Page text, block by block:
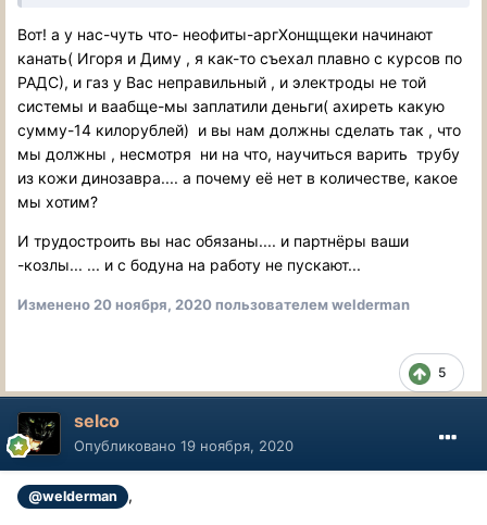
Вот! а у нас-чуть что- неофиты-аргХонщщеки начинают
канать( Игоря и Диму , я как-то съехал плавно с курсов по
РАДС), и газ у Вас неправильный , и электроды не той
системы и ваабще-мы заплатили деньги( ахиреть какую
сумму-14 килорублей) и вы нам должны сделать так , что
мы должны , несмотря ни на что, научиться варить трубу
из кожи динозавра.... а почему её нет в количестве, какое
мы хотим?
И трудостроить вы нас обязаны.... и партнёры ваши
-козлы... ... и с бодуна на работу не пускают...
Изменено 20 ноября, 2020пользователем welderman
5
selco
Опубликовано 19 ноября, 2020
@welderman ,